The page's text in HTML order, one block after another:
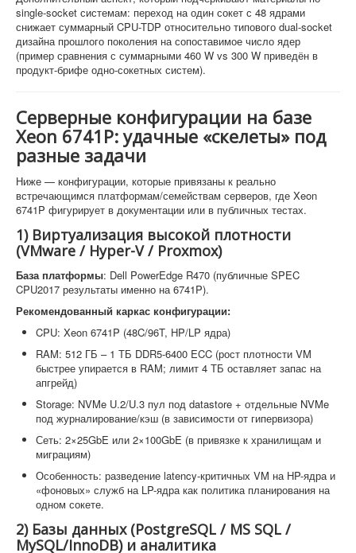
single-socket системам: переход на один сокет с 48 ядрами
снижает суммарный CPU-TDP относительно типового dual-socket
дизайна прошлого поколения на сопоставимое число ядер
(пример сравнения с суммарными 460 W vs 300 W приведён в
продукт-брифе одно-сокетных систем).
Серверные конфигурации на базе
Xeon 6741P: удачные «скелеты» под
разные задачи
Ниже — конфигурации, которые привязаны к реально
встречающимся платформам/семействам серверов, где Xeon
6741P фигурирует в документации или в публичных тестах.
1) Виртуализация высокой плотности
(VMware / Hyper-V / Proxmox)
База платформы: Dell PowerEdge R470 (публичные SPEC
CPU2017 результаты именно на 6741P).
Рекомендованный каркас конфигурации:
CPU: Xeon 6741P (48C/96T, HP/LP ядра)
RAM: 512 ГБ – 1 ТБ DDR5-6400 ECC (рост плотности VM
быстрее упирается в RAM; лимит 4 ТБ оставляет запас на
апгрейд)
Storage: NVMe U.2/U.3 пул под datastore + отдельные NVMe
под журналирование/кэш (в зависимости от гипервизора)
Сеть: 2×25GbE или 2×100GbE (в привязке к хранилищам и
миграциям)
Особенность: разведение latency-критичных VM на HP-ядра и
«фоновых» служб на LP-ядра как политика планирования на
одном сокете.
2) Базы данных (PostgreSQL / MS SQL /
MySQL/InnoDB) и аналитика